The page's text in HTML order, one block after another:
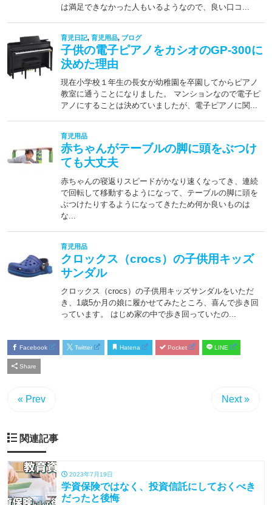
Facebook Twitter Hatena Pocket LINE
Share
« Prev Next »
関連記事
2023年7月19日
学資保険ではなく、投資信託にしておくべき
だったと後悔